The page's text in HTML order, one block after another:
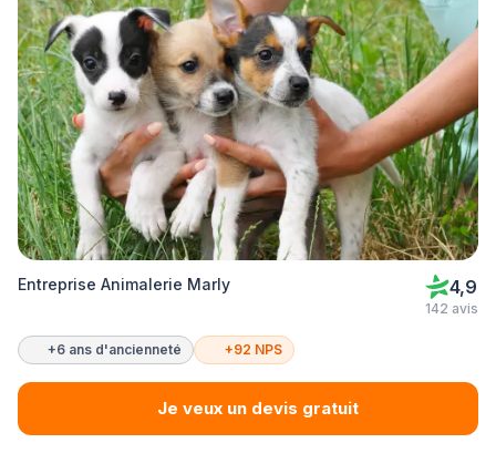
Entreprise Animalerie Marly 4,9
142 avis
+6 ans d'ancienneté +92 NPS
Je veux un devis gratuit